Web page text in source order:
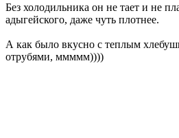
Без холодильника он не тает и не
адыгейского, даже чуть плотнее.
А как было вкусно с теплым
отрубями, ммммм))))